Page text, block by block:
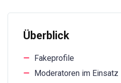
Überblick
Fakeprofile
Moderatoren im Einsatz